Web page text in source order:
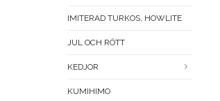
IMITERAD TURKOS, HOWLITE
JUL OCH RÖTT
KEDJOR
KUMIHIMO